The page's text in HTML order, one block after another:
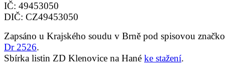
IČ: 49453050
DIČ: CZ49453050
Zapsáno u Krajského soudu v Brně pod spisovou
Dr 2526.
Sbírka listin ZD Klenovice na Hané ke stažení.